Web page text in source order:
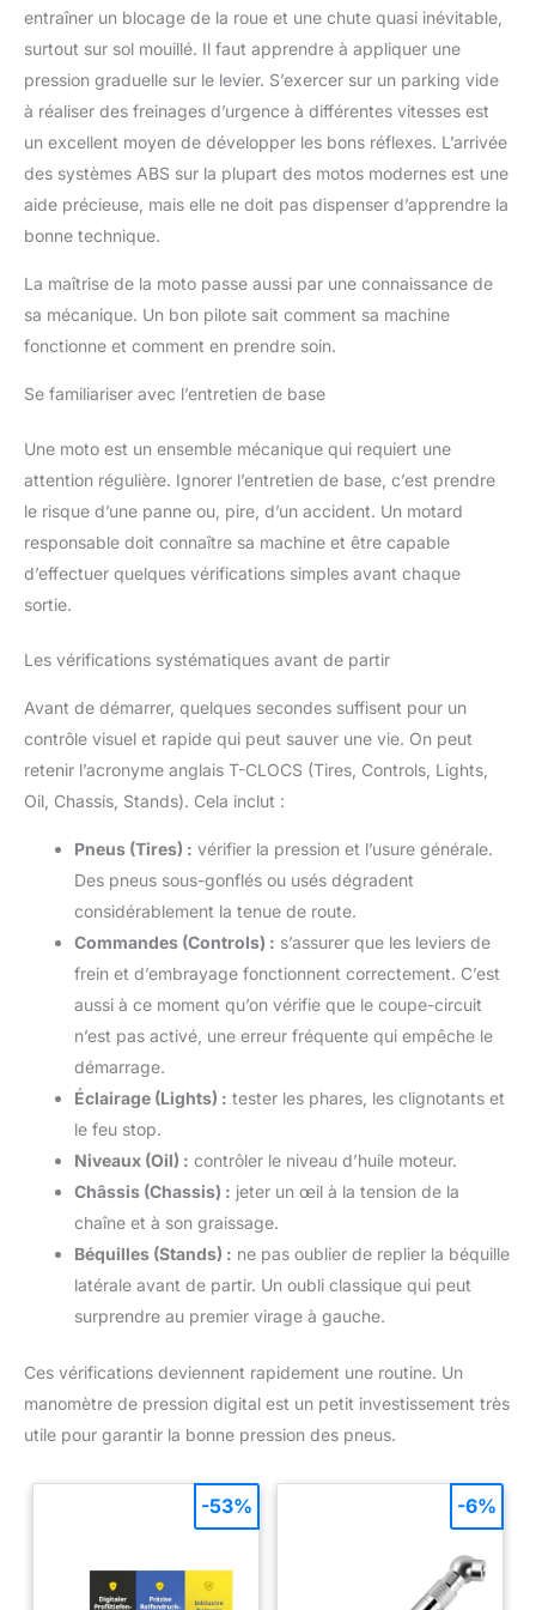
entraîner un blocage de la roue et une chute quasi inévitable,
surtout sur sol mouillé. Il faut apprendre à appliquer une
pression graduelle sur le levier. S’exercer sur un parking vide
à réaliser des freinages d’urgence à différentes vitesses est
un excellent moyen de développer les bons réflexes. L’arrivée
des systèmes ABS sur la plupart des motos modernes est une
aide précieuse, mais elle ne doit pas dispenser d’apprendre la
bonne technique.
La maîtrise de la moto passe aussi par une connaissance de
sa mécanique. Un bon pilote sait comment sa machine
fonctionne et comment en prendre soin.
Se familiariser avec l’entretien de base
Une moto est un ensemble mécanique qui requiert une
attention régulière. Ignorer l’entretien de base, c’est prendre
le risque d’une panne ou, pire, d’un accident. Un motard
responsable doit connaître sa machine et être capable
d’effectuer quelques vérifications simples avant chaque
sortie.
Les vérifications systématiques avant de partir
Avant de démarrer, quelques secondes suffisent pour un
contrôle visuel et rapide qui peut sauver une vie. On peut
retenir l’acronyme anglais T-CLOCS (Tires, Controls, Lights,
Oil, Chassis, Stands). Cela inclut :
Pneus (Tires) : vérifier la pression et l’usure générale.
Des pneus sous-gonflés ou usés dégradent
considérablement la tenue de route.
Commandes (Controls) : s’assurer que les leviers de
frein et d’embrayage fonctionnent correctement. C’est
aussi à ce moment qu’on vérifie que le coupe-circuit
n’est pas activé, une erreur fréquente qui empêche le
démarrage.
Éclairage (Lights) : tester les phares, les clignotants et
le feu stop.
Niveaux (Oil) : contrôler le niveau d’huile moteur.
Châssis (Chassis) : jeter un œil à la tension de la
chaîne et à son graissage.
Béquilles (Stands) : ne pas oublier de replier la béquille
latérale avant de partir. Un oubli classique qui peut
surprendre au premier virage à gauche.
Ces vérifications deviennent rapidement une routine. Un
manomètre de pression digital est un petit investissement très
utile pour garantir la bonne pression des pneus.
-53% -6%